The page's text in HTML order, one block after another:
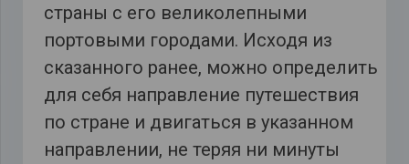
страны с его великолепными
портовыми городами. Исходя из
сказанного ранее, можно определить
для себя направление путешествия
по стране и двигаться в указанном
направлении, не теряя ни минуты